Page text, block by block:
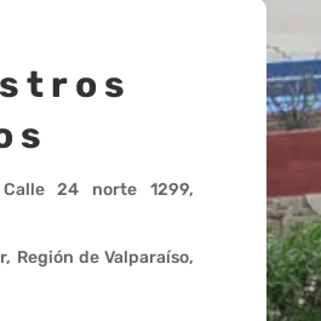
24 norte 1299,
Región de Valparaíso,